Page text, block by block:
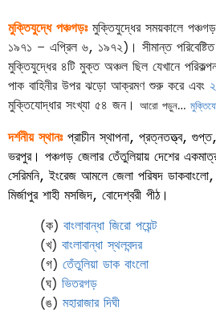
মুক্তিযুদ্ধে পঞ্চগড়ঃ মুক্তিযুদ্ধের সময়কালে
১৯৭১ – এপ্রিল ৬, ১৯৭২)। সীমান্ত
মুক্তিযুদ্ধের ৪টি মুক্ত অঞ্চল ছিল যেখানে
পাক বাহিনীর উপর ঝড়ো আক্রমণ শুরু করে এবং
মুক্তিযোদ্ধার সংখ্যা ৫৪ জন।
আরো পড়ুন…
দর্শনীয় স্থানঃ প্রাচীন স্থাপনা, প্রত্নতত্ত্ব,
ভরপুর। পঞ্চগড় জেলার তেঁতুলিয়ায় দেশের একমাত্র
সেরিমনি, ইংরেজ আমলে জেলা পরিষদ ডাকবাংলো,
মির্জাপুর শাহী মসজিদ, বোদেশ্বরী পীঠ।
(ক) বাংলাবান্ধা জিরো পয়েন্ট
(খ) বাংলাবান্ধা স্থলবন্দর
(গ) তেঁতুলিয়া ডাক বাংলো
(ঘ) ভিতরগড়
(ঙ) মহারাজার দিঘী